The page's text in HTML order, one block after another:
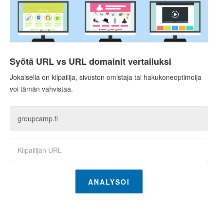
Syötä URL vs URL domainit vertailuksi
Jokaisella on kilpailija, sivuston omistaja tai hakukoneoptimoija
voi tämän vahvistaa.
ANALYSOI